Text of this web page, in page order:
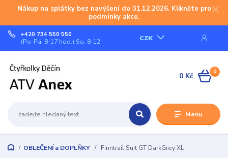
Nákup na splátky bez navýšení do 31.12.2026. Klikněte pro
podmínky akce.
Menu
CZK
+420 734 550 550
(Po-Pá, 8-17 hod.) So, 8-12
0
0 Kč
OBLEČENÍ a DOPLŇKY Finntrail Suit GT DarkGrey XL